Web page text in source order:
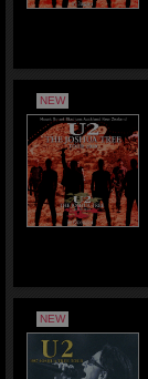
NEW
NEW